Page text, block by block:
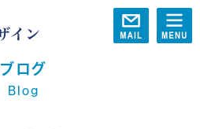
ブログ
Blog